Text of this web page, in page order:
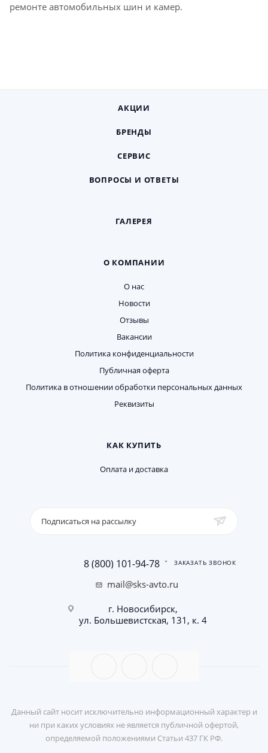
ремонте автомобильных шин и камер.
АКЦИИ
БРЕНДЫ
СЕРВИС
ВОПРОСЫ И ОТВЕТЫ
ГАЛЕРЕЯ
О КОМПАНИИ
О нас
Новости
Отзывы
Вакансии
Политика конфиденциальности
Публичная оферта
Политика в отношении обработки персональных данных
Реквизиты
КАК КУПИТЬ
Оплата и доставка
Подписаться на рассылку
8 (800) 101-94-78 ЗАКАЗАТЬ ЗВОНОК
mail@sks-avto.ru
г. Новосибирск,
ул. Большевистская, 131, к. 4
Данный сайт носит исключительно информационный характер и
ни при каких условиях не является публичной офертой,
определяемой положениями Статьи 437 ГК РФ.